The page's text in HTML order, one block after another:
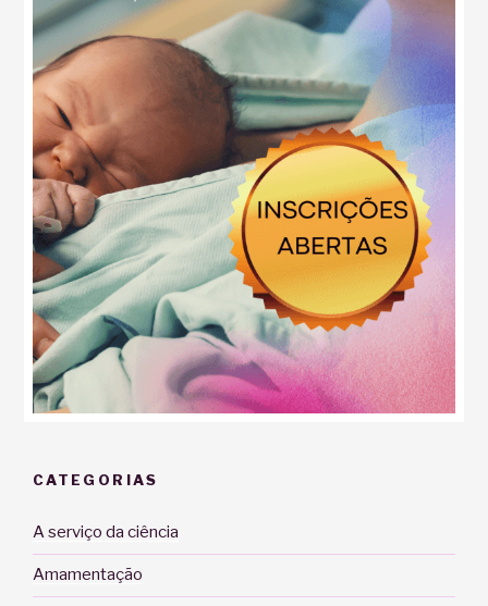
CATEGORIAS
A serviço da ciência
Amamentação